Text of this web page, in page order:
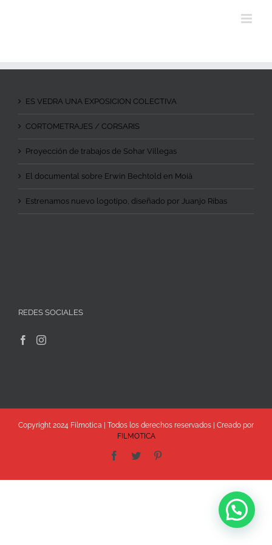
ES VEDRA UNA EXPOSICION COLECTIVA
CORTOMETRAJES / CORSARIS
Proyección de trabajos de Sohar Villegas
El documental sobre Erwin Bechtold en Moià
Estrenamos nuevo logotipo, diseñado por Juanjo Ribas
REDES SOCIALES
Copyright 2024 Filmotica | Todos los derechos reservados | Creado por
FILMOTICA
Facebook
Twitter